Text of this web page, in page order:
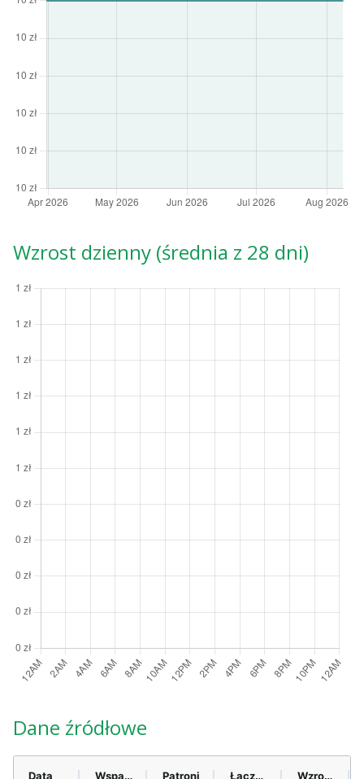
Wzrost dzienny (średnia z 28 dni)
Dane źródłowe
Data Wsparcie Patroni Łącznie Wzrost (28 dni)